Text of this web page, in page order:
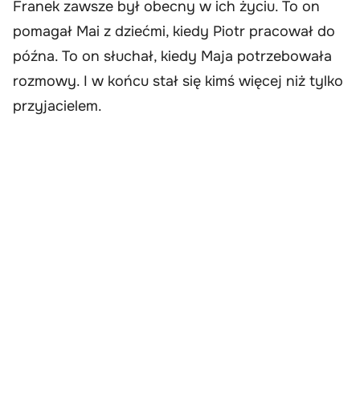
Franek zawsze był obecny w ich życiu. To on
pomagał Mai z dziećmi, kiedy Piotr pracował do
późna. To on słuchał, kiedy Maja potrzebowała
rozmowy. I w końcu stał się kimś więcej niż tylko
przyjacielem.